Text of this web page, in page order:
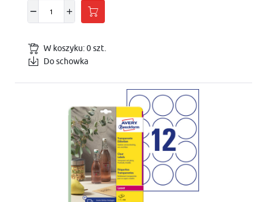
W koszyku:0szt.
Do schowka